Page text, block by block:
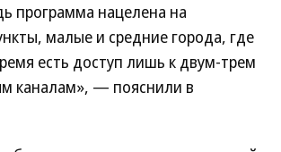
программа нацелена на
малые и средние города, где
есть доступ лишь к двум-трем
каналам», — пояснили в